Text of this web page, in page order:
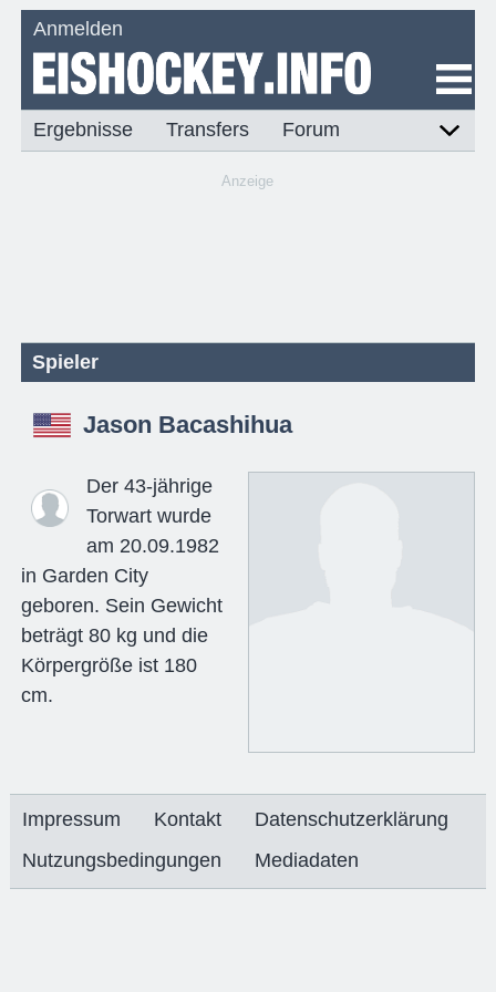
Anmelden
Ergebnisse Transfers Forum
Anzeige
Spieler
Jason Bacashihua
Der 43-jährige
Torwart wurde
am 20.09.1982
in Garden City
geboren. Sein Gewicht
beträgt 80 kg und die
Körpergröße ist 180
cm.
Impressum Kontakt
Datenschutzerklärung
Nutzungsbedingungen
Mediadaten